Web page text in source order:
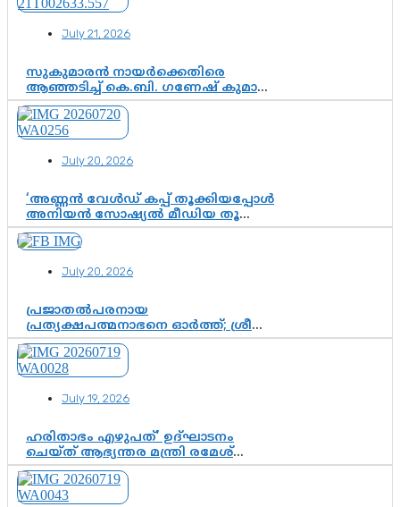
July 21, 2026
സുകുമാരൻ നായർക്കെതിരെ
ആഞ്ഞടിച്ച് കെ.ബി. ഗണേഷ് കുമാർ,
വി.ഡി. സതീശന് പൂർണ പിന്തുണ
July 20, 2026
‘അണ്ണൻ വേൾഡ് കപ്പ് തൂക്കിയപ്പോൾ
അനിയൻ സോഷ്യൽ മീഡിയ തൂക്കി’;
ലാമിൻ യമാലിന്റെ
കിരീടധാരണത്തിനിടെ
ചുണക്കുട്ടൻ
July 20, 2026
പ്രജാതൽപരനായ
പ്രത്യക്ഷപത്മനാഭനെ ഓർത്ത്; ശ്രീ
ചിത്തിര തിരുനാൾ മഹാരാജാവിന്റെ
35-ാം നാടുനീങ്ങൽ ദിനം ഇന്ന്
July 19, 2026
ഹരിതാഭം എഴുപത്’ ഉദ്ഘാടനം
ചെയ്ത് ആഭ്യന്തര മന്ത്രി രമേശ്
ചെന്നിത്തല; ആർ. ഹരികുമാറിന്റെ
സപ്തതി ആഘോഷങ്ങൾക്ക്
പ്രൗഢമായ തുടക്കം